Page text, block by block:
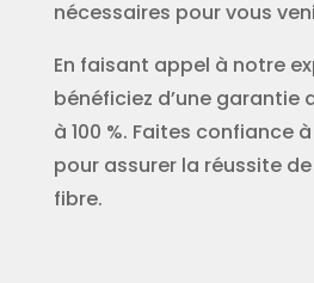
nécessaires pour vous
En faisant appel à notre
bénéficiez d’une garantie
à 100 %. Faites confiance
pour assurer la réussite
fibre.